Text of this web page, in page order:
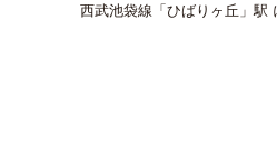
西武池袋線「ひばりヶ丘」駅